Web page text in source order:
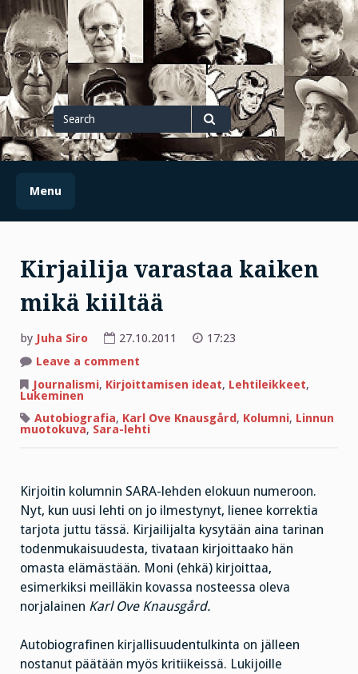
Skip
to
content
Search
for
Search
Menu
Kirjailija varastaa kaiken
mikä kiiltää
by Juha Siro 27.10.2011
17:23
Leave a comment
varastaa
kiiltää
Journalismi, Kirjoittamisen ideat, Lehtileikkeet,
Lukeminen
Autobiografia, Karl Ove Knausgård, Kolumni, Linnun
muotokuva, Sara-lehti
Kirjoitin kolumnin SARA-lehden elokuun numeroon.
Nyt, kun uusi lehti on jo ilmestynyt, lienee korrektia
tarjota juttu tässä. Kirjailijalta kysytään aina tarinan
todenmukaisuudesta, tivataan kirjoittaako hän
omasta elämästään. Moni (ehkä) kirjoittaa,
esimerkiksi meilläkin kovassa nosteessa oleva
norjalainen Karl Ove Knausgård.
Autobiografinen kirjallisuudentulkinta on jälleen
nostanut päätään myös kritiikeissä. Lukijoille